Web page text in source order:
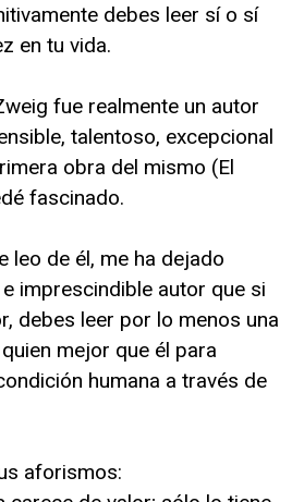
debes leer sí o sí
en tu vida.
fue realmente un autor
talentoso, excepcional
obra del mismo (El
fascinado.
leo de él, me ha dejado
imprescindible autor que si
debes leer por lo menos una
mejor que él para
humana a través de
aforismos: